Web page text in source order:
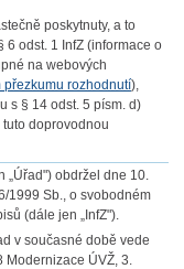
poskytnuty, a to
odst. 1 InfZ (informace o
na webových
přezkumu rozhodnutí),
s § 14 odst. 5 písm. d)
tuto doprovodnou
„Úřad") obdržel dne 10.
1999 Sb., o svobodném
(dále jen „InfZ").
v současné době vede
Modernizace ÚVŽ, 3.